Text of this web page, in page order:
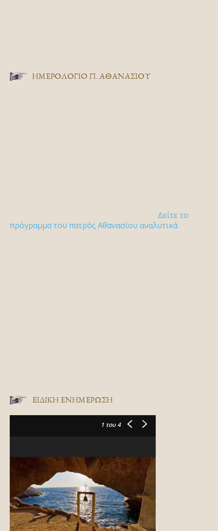
ΗΜΕΡΟΛΟΓΙΟ Π. ΑΘΑΝΑΣΙΟΥ
Δείτε το
πρόγραμμα του πατρός Αθανασίου αναλυτικά
ΕΙΔΙΚΉ ΕΝΗΜΈΡΩΣΗ
1 του 4